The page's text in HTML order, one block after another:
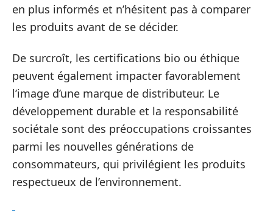
en plus informés et n’hésitent pas à comparer
les produits avant de se décider.
De surcroît, les certifications bio ou éthique
peuvent également impacter favorablement
l’image d’une marque de distributeur. Le
développement durable et la responsabilité
sociétale sont des préoccupations croissantes
parmi les nouvelles générations de
consommateurs, qui privilégient les produits
respectueux de l’environnement.